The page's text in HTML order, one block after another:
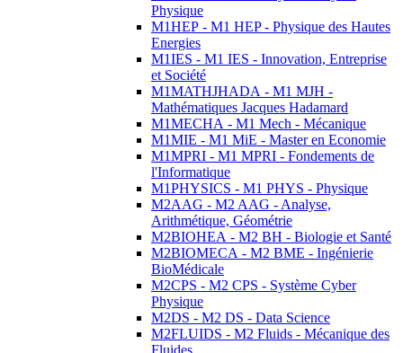
Physique
M1HEP - M1 HEP - Physique des Hautes
Energies
M1IES - M1 IES - Innovation, Entreprise
et Société
M1MATHJHADA - M1 MJH -
Mathématiques Jacques Hadamard
M1MECHA - M1 Mech - Mécanique
M1MIE - M1 MiE - Master en Economie
M1MPRI - M1 MPRI - Fondements de
l'Informatique
M1PHYSICS - M1 PHYS - Physique
M2AAG - M2 AAG - Analyse,
Arithmétique, Géométrie
M2BIOHEA - M2 BH - Biologie et Santé
M2BIOMECA - M2 BME - Ingénierie
BioMédicale
M2CPS - M2 CPS - Système Cyber
Physique
M2DS - M2 DS - Data Science
M2FLUIDS - M2 Fluids - Mécanique des
Fluides